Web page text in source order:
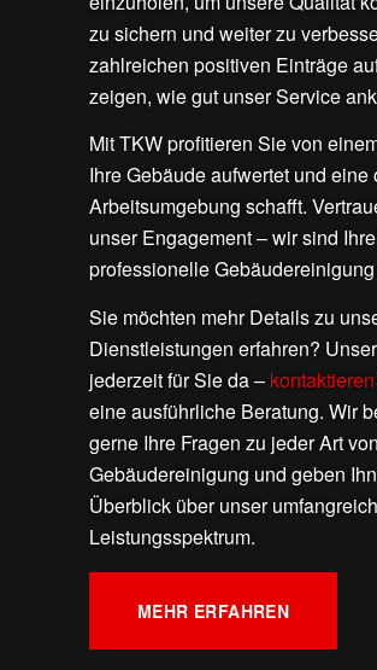
zu sichern und weiter zu
zahlreichen positiven Einträge
zeigen, wie gut unser Service
Mit TKW profitieren Sie von
Ihre Gebäude aufwertet und eine
Arbeitsumgebung schafft.
unser Engagement – wir sind
professionelle
Sie möchten mehr Details zu
Dienstleistungen erfahren?
jederzeit für Sie da – kontaktieren
eine ausführliche Beratung. Wir
gerne Ihre Fragen zu jeder Art von
Gebäudereinigung und geben
Überblick über unser
Leistungsspektrum.
MEHR ERFAHREN